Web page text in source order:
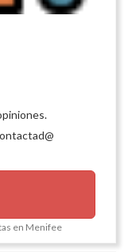
en Menifee